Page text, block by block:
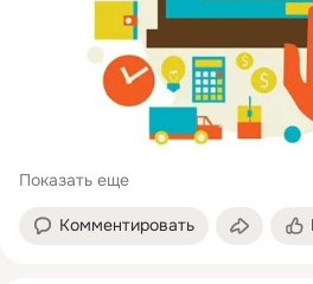
Показать еще
Комментировать